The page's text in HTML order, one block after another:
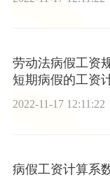
劳动法病假工资
短期病假的工资
么？
2022-11-17 12:11:22
病假工资计算系